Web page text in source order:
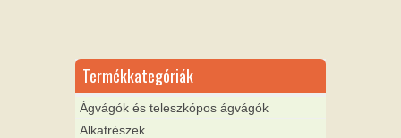
Termékkategóriák
Ágvágók és teleszkópos ágvágók
Alkatrészek